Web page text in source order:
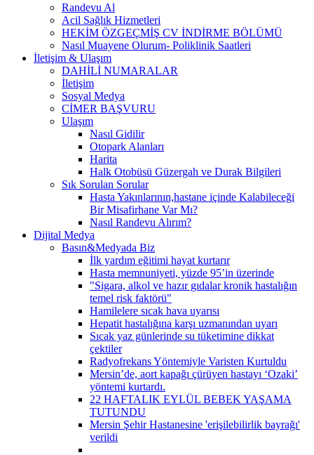
Randevu Al
Acil Sağlık Hizmetleri
HEKİM ÖZGEÇMİŞ CV İNDİRME BÖLÜMÜ
Nasıl Muayene Olurum- Poliklinik Saatleri
İletişim & Ulaşım
DAHİLİ NUMARALAR
İletişim
Sosyal Medya
CİMER BAŞVURU
Ulaşım
Nasıl Gidilir
Otopark Alanları
Harita
Halk Otobüsü Güzergah ve Durak Bilgileri
Sık Sorulan Sorular
Hasta Yakınlarının,hastane içinde Kalabileceği
Bir Misafirhane Var Mı?
Nasıl Randevu Alırım?
Dijital Medya
Basın&Medyada Biz
İlk yardım eğitimi hayat kurtarır
Hasta memnuniyeti, yüzde 95’in üzerinde
"Sigara, alkol ve hazır gıdalar kronik hastalığın
temel risk faktörü"
Hamilelere sıcak hava uyarısı
Hepatit hastalığına karşı uzmanından uyarı
Sıcak yaz günlerinde su tüketimine dikkat
çektiler
Radyofrekans Yöntemiyle Varisten Kurtuldu
Mersin’de, aort kapağı çürüyen hastayı ‘Ozaki’
yöntemi kurtardı.
22 HAFTALIK EYLÜL BEBEK YAŞAMA
TUTUNDU
Mersin Şehir Hastanesine 'erişilebilirlik bayrağı'
verildi